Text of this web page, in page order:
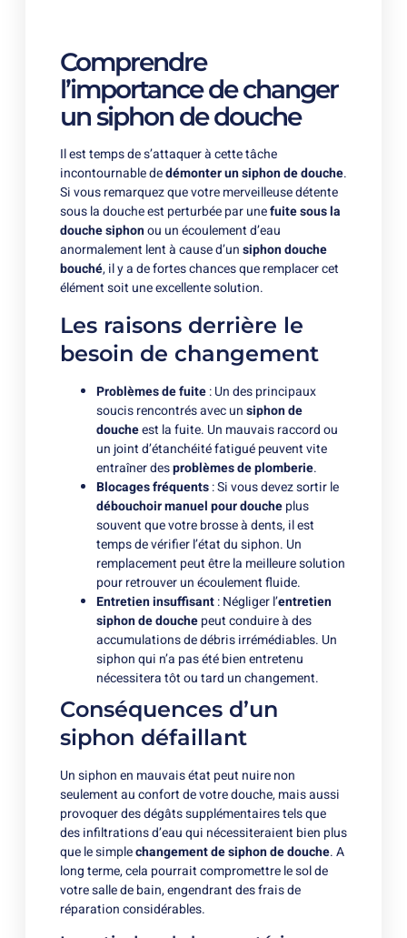
Comprendre
l’importance de changer
un siphon de douche
Il est temps de s’attaquer à cette tâche
incontournable dedémonter un siphon de douche.
Si vous remarquez que votre merveilleuse détente
sous la douche est perturbée par unefuite sous la
douche siphonou un écoulement d’eau
anormalement lent à cause d’unsiphon douche
bouché, il y a de fortes chances que remplacer cet
élément soit une excellente solution.
Les raisons derrière le
besoin de changement
Problèmes de fuite: Un des principaux
soucis rencontrés avec unsiphon de
doucheest la fuite. Un mauvais raccord ou
un joint d’étanchéité fatigué peuvent vite
entraîner desproblèmes de plomberie.
Blocages fréquents: Si vous devez sortir le
débouchoir manuel pour doucheplus
souvent que votre brosse à dents, il est
temps de vérifier l’état du siphon. Un
remplacement peut être la meilleure solution
pour retrouver un écoulement fluide.
Entretien insuffisant: Négliger l’entretien
siphon de douchepeut conduire à des
accumulations de débris irrémédiables. Un
siphon qui n’a pas été bien entretenu
nécessitera tôt ou tard un changement.
Conséquences d’un
siphon défaillant
Un siphon en mauvais état peut nuire non
seulement au confort de votre douche, mais aussi
provoquer des dégâts supplémentaires tels que
des infiltrations d’eau qui nécessiteraient bien plus
que le simplechangement de siphon de douche. A
long terme, cela pourrait compromettre le sol de
votre salle de bain, engendrant des frais de
réparation considérables.